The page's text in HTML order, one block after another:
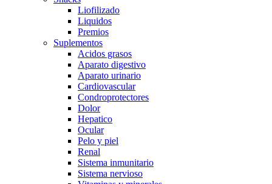
Liofilizado
Liquidos
Premios
Suplementos
Acidos grasos
Aparato digestivo
Aparato urinario
Cardiovascular
Condroprotectores
Dolor
Hepatico
Ocular
Pelo y piel
Renal
Sistema inmunitario
Sistema nervioso